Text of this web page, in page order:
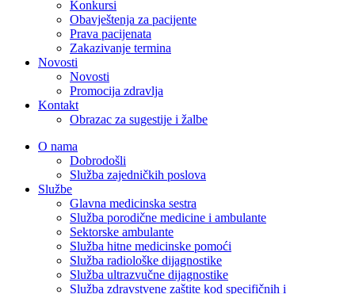
Konkursi
Obavještenja za pacijente
Prava pacijenata
Zakazivanje termina
Novosti
Novosti
Promocija zdravlja
Kontakt
Obrazac za sugestije i žalbe
O nama
Dobrodošli
Služba zajedničkih poslova
Službe
Glavna medicinska sestra
Služba porodične medicine i ambulante
Sektorske ambulante
Služba hitne medicinske pomoći
Služba radiološke dijagnostike
Služba ultrazvučne dijagnostike
Služba zdravstvene zaštite kod specifičnih i